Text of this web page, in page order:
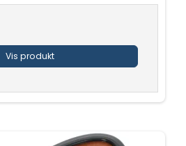
Vis produkt